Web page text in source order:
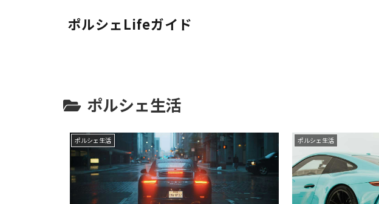
ポルシェLifeガイド
ポルシェ生活
ポルシェ生活 ポルシェ生活